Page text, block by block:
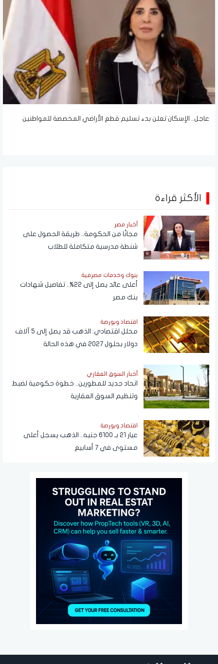
عاجل.. الإسكان تعلن بدء تسليم قطع الأراضي المخصصة للمواطنين
الأكثر قراءة
أخبار مصر
مجانًا من الحكومة.. طريقة الحصول على
شنطة مدرسية متكاملة للطلاب
بنوك وخدمات مصرفية
أعلى عائد يصل إلى 22%.. تفاصيل شهادات
بنك مصر
اقتصاد وبورصة
محلل اقتصادي: الذهب قد يصل إلى 5 آلاف
دولار بحلول 2027 في هذه الحالة
أخبار السوق العقاري
اتحاد جديد للمطورين.. خطوة حكومية لضبط
وتنظيم السوق العقارية
اقتصاد وبورصة
عيار 21 بـ 6100 جنيه.. الذهب يسجل أعلى
مستوى في 7 أسابيع